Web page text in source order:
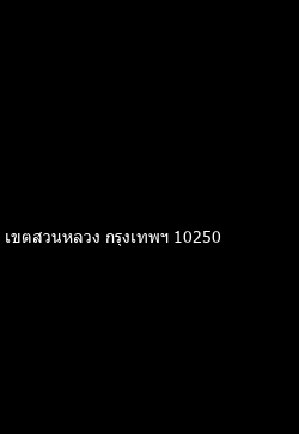
ตสวนหลวง กรุงเทพฯ 10250